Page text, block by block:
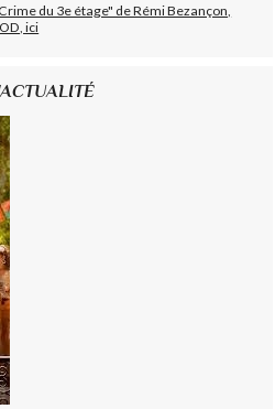
du 3e étage" de Rémi Bezançon,
ici